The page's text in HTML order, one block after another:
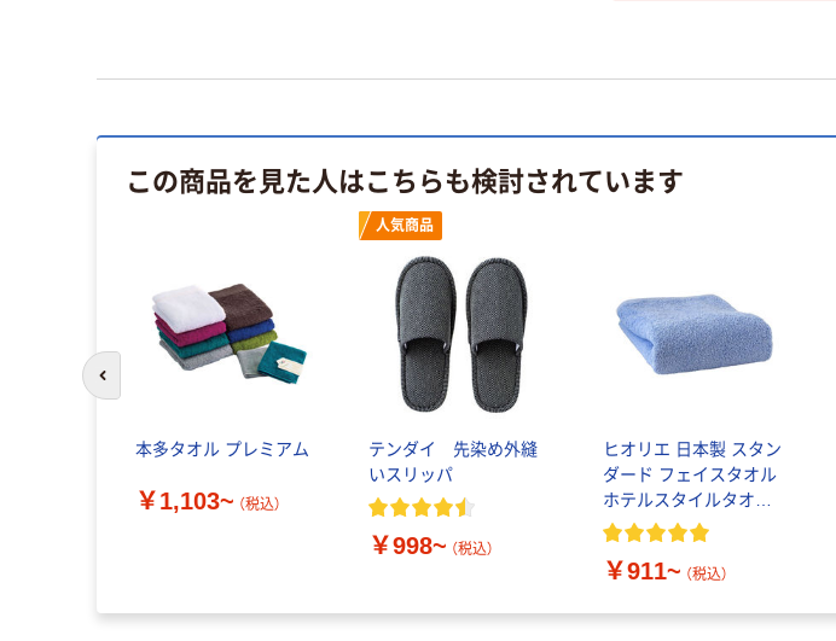
この商品を見た人はこちらも検討されています
本多タオル プレミアム
￥1,103~ （税込）
人気商品
テンダイ 先染め外縫
いスリッパ
￥998~ （税込）
ヒオリエ 日本製 スタン
ダード フェイスタオル
ホテルスタイルタオル
約34×86cm タオル 厚手
￥911~ （税込）